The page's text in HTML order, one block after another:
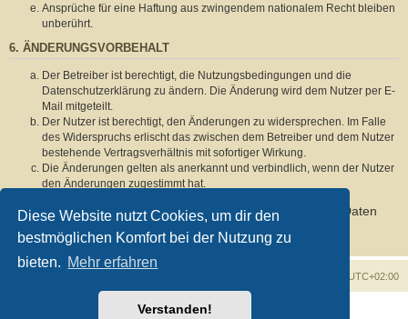
Diese Website nutzt Cookies, um dir den
bestmöglichen Komfort bei der Nutzung zu
bieten. Mehr erfahren
Verstanden!
Ansprüche für eine Haftung aus zwingendem nationalem Recht bleiben
unberührt.
6. ÄNDERUNGSVORBEHALT
Der Betreiber ist berechtigt, die Nutzungsbedingungen und die
Datenschutzerklärung zu ändern. Die Änderung wird dem Nutzer per E-
Mail mitgeteilt.
Der Nutzer ist berechtigt, den Änderungen zu widersprechen. Im Falle
des Widerspruchs erlischt das zwischen dem Betreiber und dem Nutzer
bestehende Vertragsverhältnis mit sofortiger Wirkung.
Die Änderungen gelten als anerkannt und verbindlich, wenn der Nutzer
den Änderungen zugestimmt hat.
Informationen über den Umgang mit deinen persönlichen Daten
sind in der Datenschutzerklärung enthalten.
UTC+02:00
Powered byphpBB® Forum Software © phpBB Limited